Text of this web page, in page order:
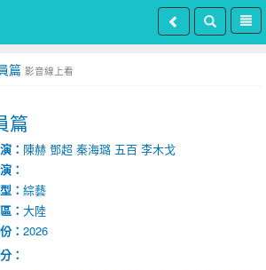
篇 影音線上看
篇
： 陳赫 鄧超 秦海璐 五百 李木戈
：
： 綜藝
： 大陸
： 2026
：